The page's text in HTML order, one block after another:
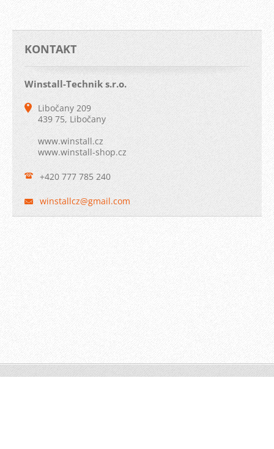
KONTAKT
Winstall-Technik s.r.o.
Libočany 209
439 75, Libočany
www.winstall.cz
www.winstall-shop.cz
+420 777 785 240
winstallcz@gmail.com